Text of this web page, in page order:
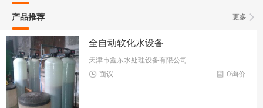
更多
产品推荐
全自动软化水设备
天津市鑫东水处理设备有限公司
0询价
面议